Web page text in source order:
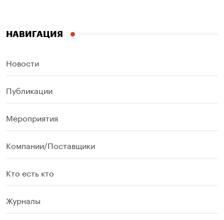
НАВИГАЦИЯ
Новости
Публикации
Мероприятия
Компании/Поставщики
Кто есть кто
Журналы